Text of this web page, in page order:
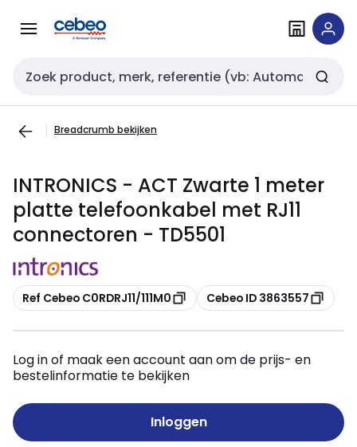
naar
naar
Zoekveld invoer
Breadcrumb bekijken
INTRONICS - ACT Zwarte 1 meter
platte telefoonkabel met RJ11
connectoren - TD5501
Kopiëren
Ref Cebeo C0RDRJ11/111M0 Kopiëren
Cebeo ID 3863557
Log in of maak een account aan om de prijs- en
bestelinformatie te bekijken
Inloggen